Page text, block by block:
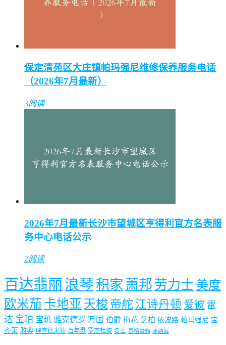
保定清苑区大庄镇帕玛强尼维修保养服务电话
（2026年7月最新）
3阅读
2026年7月最新长沙市望城区亨得利官方名表服
务中心电话公示
2阅读
百达翡丽 浪琴 积家 萧邦 劳力士 美度
欧米茄 卡地亚 天梭 帝舵 江诗丹顿 爱彼 雷
达 宝珀 宝玑 雅克德罗 万国 伯爵 梅花 芝柏 依波路 帕玛强尼 宝
齐莱 雅典 理查德米勒 百年灵 罗杰杜彼 名士 泰格豪雅 沛纳海